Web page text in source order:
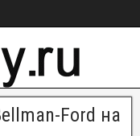
Ford на